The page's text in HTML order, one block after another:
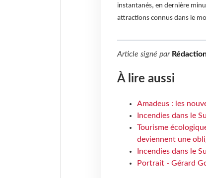
instantanés, en dernière
attractions connus dans le
Article signé par
À lire aussi
Amadeus : les
Incendies dans le
Tourisme
deviennent une
Incendies dans le
Portrait - Gérard